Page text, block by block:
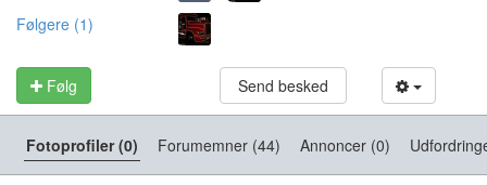
Følgere (1)
Følg Send besked
Fotoprofiler (0) Forumemner (44) Annoncer (0)